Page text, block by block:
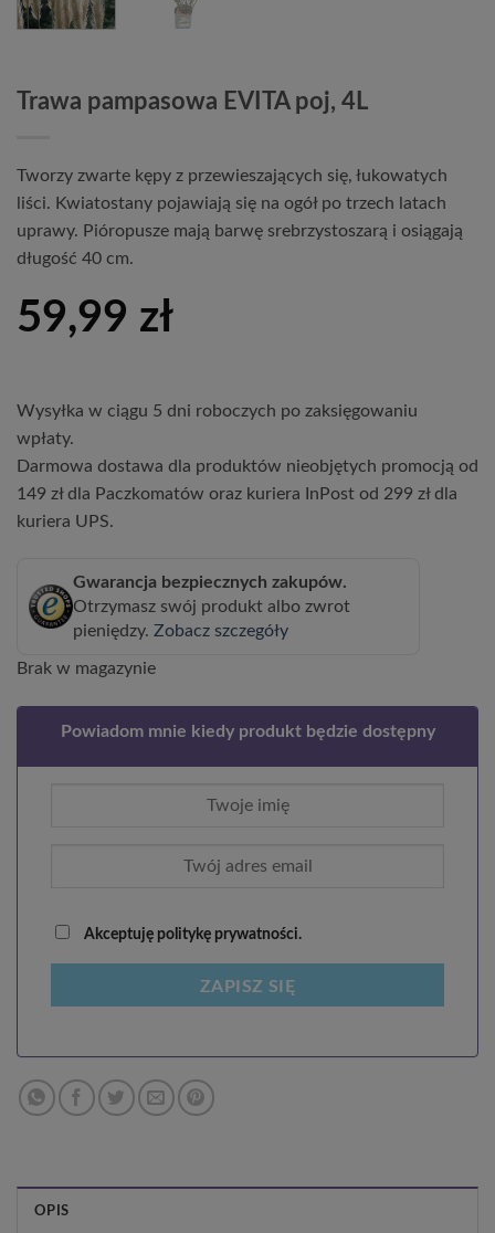
Trawa pampasowa EVITA poj, 4L
Tworzy zwarte kępy z przewieszających się, łukowatych
liści. Kwiatostany pojawiają się na ogół po trzech latach
uprawy. Pióropusze mają barwę srebrzystoszarą i osiągają
długość 40 cm.
59,99 zł
Wysyłka w ciągu 5 dni roboczych po zaksięgowaniu
wpłaty.
Darmowa dostawa dla produktów nieobjętych promocją od
149 zł dla Paczkomatów oraz kuriera InPost od 299 zł dla
kuriera UPS.
Gwarancja bezpiecznych zakupów.
Otrzymasz swój produkt albo zwrot
pieniędzy. Zobacz szczegóły
Brak w magazynie
Powiadom mnie kiedy produkt będzie dostępny
Akceptuję politykę prywatności.
ZAPISZ SIĘ
OPIS